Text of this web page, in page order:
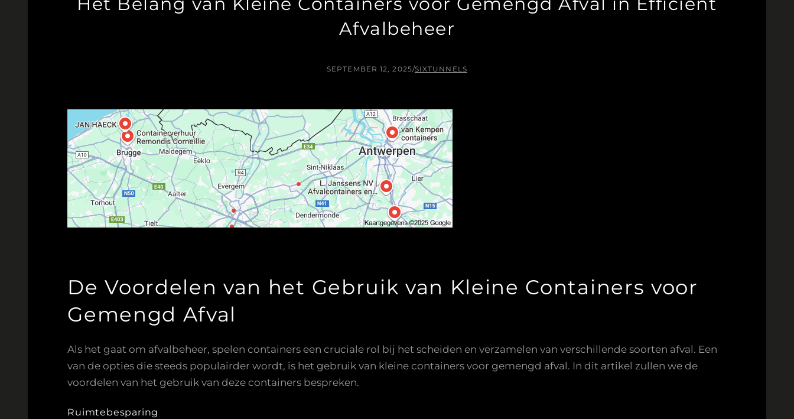
Afvalbeheer
SEPTEMBER 12, 2025/SIXTUNNELS
De Voordelen van het Gebruik van Kleine Containers voor
Gemengd Afval
Als het gaat om afvalbeheer, spelen containers een cruciale rol bij het scheiden en verzamelen van verschillende soorten afval. Een
van de opties die steeds populairder wordt, is het gebruik van kleine containers voor gemengd afval. In dit artikel zullen we de
voordelen van het gebruik van deze containers bespreken.
Ruimtebesparing